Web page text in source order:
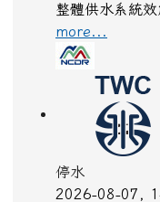
整體供水系統
more...
停水
2026-08-07,